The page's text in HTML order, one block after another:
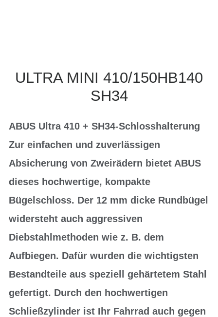
ULTRA MINI 410/150HB140
SH34
ABUS Ultra 410 + SH34-Schlosshalterung
Zur einfachen und zuverlässigen
Absicherung von Zweirädern bietet ABUS
dieses hochwertige, kompakte
Bügelschloss. Der 12 mm dicke Rundbügel
widersteht auch aggressiven
Diebstahlmethoden wie z. B. dem
Aufbiegen. Dafür wurden die wichtigsten
Bestandteile aus speziell gehärtetem Stahl
gefertigt. Durch den hochwertigen
Schließzylinder ist Ihr Fahrrad auch gegen